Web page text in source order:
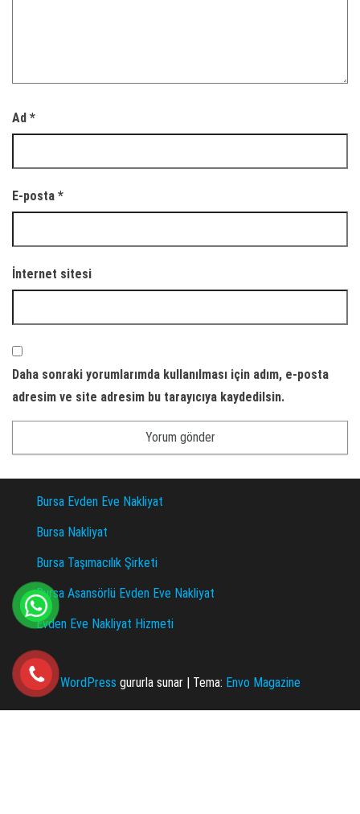
Ad *
E-posta *
İnternet sitesi
Daha sonraki yorumlarımda kullanılması için adım, e-posta
adresim ve site adresim bu tarayıcıya kaydedilsin.
Bursa Evden Eve Nakliyat
Bursa Nakliyat
Bursa Taşımacılık Şirketi
Bursa Asansörlü Evden Eve Nakliyat
Evden Eve Nakliyat Hizmeti
WordPress gururla sunar | Tema: Envo Magazine